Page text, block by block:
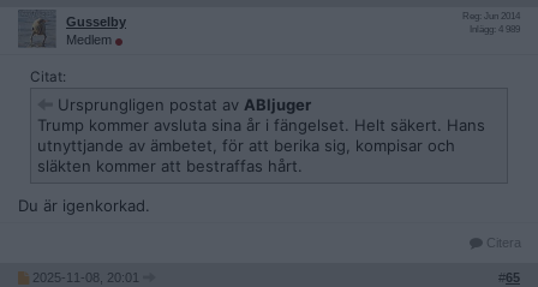
Gusselby
Medlem
Reg: Jun 2014
Inlägg: 4 989
Citat:
Ursprungligen postat av ABljuger
Trump kommer avsluta sina år i fängelset. Helt säkert. Hans
utnyttjande av ämbetet, för att berika sig, kompisar och
släkten kommer att bestraffas hårt.
Du är igenkorkad.
Citera
2025-11-08, 20:01 #65